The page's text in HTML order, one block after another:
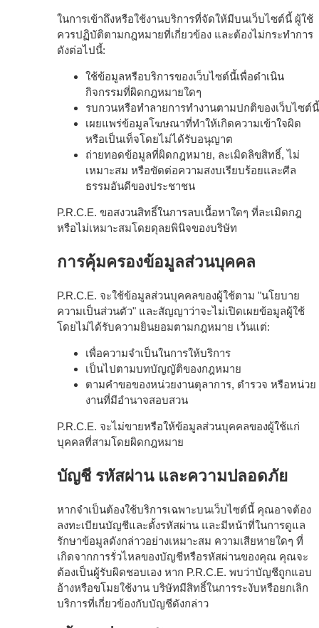
ในการเข้าถึงหรือใช้งานบริการที่จัดให้มีบนเว็บไซต์นี้ ผู้ใช้
ควรปฏิบัติตามกฎหมายที่เกี่ยวข้อง และต้องไม่กระทำการ
ดังต่อไปนี้:
ใช้ข้อมูลหรือบริการของเว็บไซต์นี้เพื่อดำเนิน
กิจกรรมที่ผิดกฎหมายใดๆ
รบกวนหรือทำลายการทำงานตามปกติของเว็บไซต์นี้
เผยแพร่ข้อมูลโฆษณาที่ทำให้เกิดความเข้าใจผิด
หรือเป็นเท็จโดยไม่ได้รับอนุญาต
ถ่ายทอดข้อมูลที่ผิดกฎหมาย, ละเมิดลิขสิทธิ์, ไม่
เหมาะสม หรือขัดต่อความสงบเรียบร้อยและศีล
ธรรมอันดีของประชาชน
P.R.C.E. ขอสงวนสิทธิ์ในการลบเนื้อหาใดๆ ที่ละเมิดกฎ
หรือไม่เหมาะสมโดยดุลยพินิจของบริษัท
การคุ้มครองข้อมูลส่วนบุคคล
P.R.C.E. จะใช้ข้อมูลส่วนบุคคลของผู้ใช้ตาม "นโยบาย
ความเป็นส่วนตัว" และสัญญาว่าจะไม่เปิดเผยข้อมูลผู้ใช้
โดยไม่ได้รับความยินยอมตามกฎหมาย เว้นแต่:
เพื่อความจำเป็นในการให้บริการ
เป็นไปตามบทบัญญัติของกฎหมาย
ตามคำขอของหน่วยงานตุลาการ, ตำรวจ หรือหน่วย
งานที่มีอำนาจสอบสวน
P.R.C.E. จะไม่ขายหรือให้ข้อมูลส่วนบุคคลของผู้ใช้แก่
บุคคลที่สามโดยผิดกฎหมาย
บัญชี รหัสผ่าน และความปลอดภัย
หากจำเป็นต้องใช้บริการเฉพาะบนเว็บไซต์นี้ คุณอาจต้อง
ลงทะเบียนบัญชีและตั้งรหัสผ่าน และมีหน้าที่ในการดูแล
รักษาข้อมูลดังกล่าวอย่างเหมาะสม ความเสียหายใดๆ ที่
เกิดจากการรั่วไหลของบัญชีหรือรหัสผ่านของคุณ คุณจะ
ต้องเป็นผู้รับผิดชอบเอง หาก P.R.C.E. พบว่าบัญชีถูกแอบ
อ้างหรือขโมยใช้งาน บริษัทมีสิทธิ์ในการระงับหรือยกเลิก
บริการที่เกี่ยวข้องกับบัญชีดังกล่าว